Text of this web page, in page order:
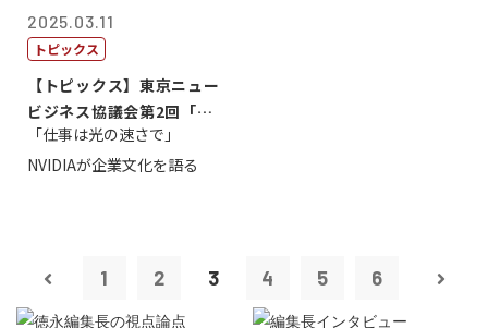
2025.03.11
トピックス
【トピックス】東京ニュー
ビジネス協議会第2回「起
業から成功へ...
「仕事は光の速さで」
NVIDIAが企業文化を語る
1 2 3 4 5 6